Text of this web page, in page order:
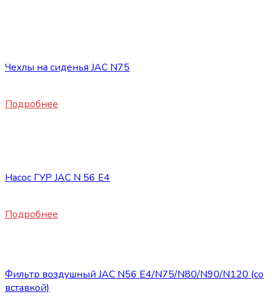
Чехлы на сиденья JAC N75
Подробнее
Насос ГУР JAC N 56 E4
Подробнее
Фильтр воздушный JAC N56 E4/N75/N80/N90/N120 (со
вставкой)